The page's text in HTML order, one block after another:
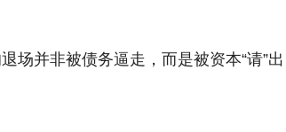
场并非被债务逼走，而是被资本“请”出